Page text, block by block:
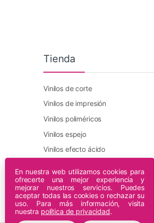
Tienda
Vinilos de corte
Vinilos de impresión
Vinilos poliméricos
Vinilos espejo
Vinilos efecto ácido
Plotters DTF Innuro
Plotters de impresión
En nuestra web utilizamos cookies para
ofrecerte una mejor experiencia y
mejorar nuestros servicios. Puedes
aceptar todas las cookies o rechazar su
uso. Para más información, visita
nuestra política de privacidad.